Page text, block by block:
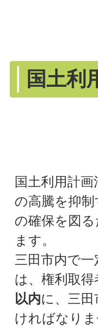
国土利
国土利用計
の高騰を抑
の確保を図
ます。
三田市内で
は、権利取得
以内に、三
ければなりま